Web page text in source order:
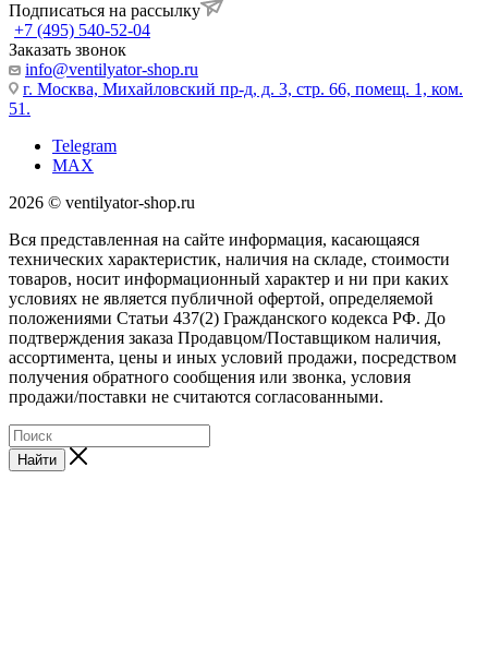
Подписаться на рассылку
+7 (495) 540-52-04
Заказать звонок
info@ventilyator-shop.ru
г. Москва, Михайловский пр-д, д. 3, cтр. 66, помещ. 1, ком.
51.
Telegram
MAX
2026 © ventilyator-shop.ru
Вся представленная на сайте информация, касающаяся
технических характеристик, наличия на складе, стоимости
товаров, носит информационный характер и ни при каких
условиях не является публичной офертой, определяемой
положениями Статьи 437(2) Гражданского кодекса РФ. До
подтверждения заказа Продавцом/Поставщиком наличия,
ассортимента, цены и иных условий продажи, посредством
получения обратного сообщения или звонка, условия
продажи/поставки не считаются согласованными.
Найти